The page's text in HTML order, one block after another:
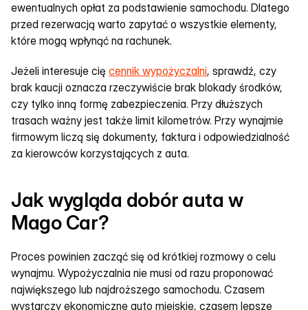
ewentualnych opłat za podstawienie samochodu. Dlatego
przed rezerwacją warto zapytać o wszystkie elementy,
które mogą wpłynąć na rachunek.
Jeżeli interesuje cię cennik wypożyczalni, sprawdź, czy
brak kaucji oznacza rzeczywiście brak blokady środków,
czy tylko inną formę zabezpieczenia. Przy dłuższych
trasach ważny jest także limit kilometrów. Przy wynajmie
firmowym liczą się dokumenty, faktura i odpowiedzialność
za kierowców korzystających z auta.
Jak wygląda dobór auta w
Mago Car?
Proces powinien zacząć się od krótkiej rozmowy o celu
wynajmu. Wypożyczalnia nie musi od razu proponować
największego lub najdroższego samochodu. Czasem
wystarczy ekonomiczne auto miejskie, czasem lepsze